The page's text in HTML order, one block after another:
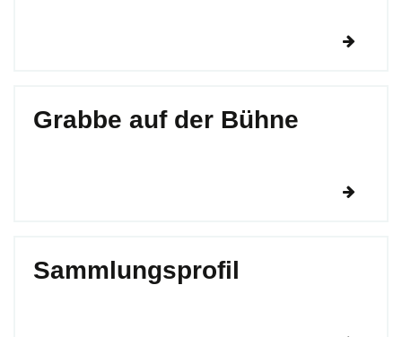
Grabbe auf der Bühne
Sammlungsprofil